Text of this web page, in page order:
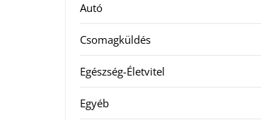
Autó
Csomagküldés
Egészség-Életvitel
Egyéb